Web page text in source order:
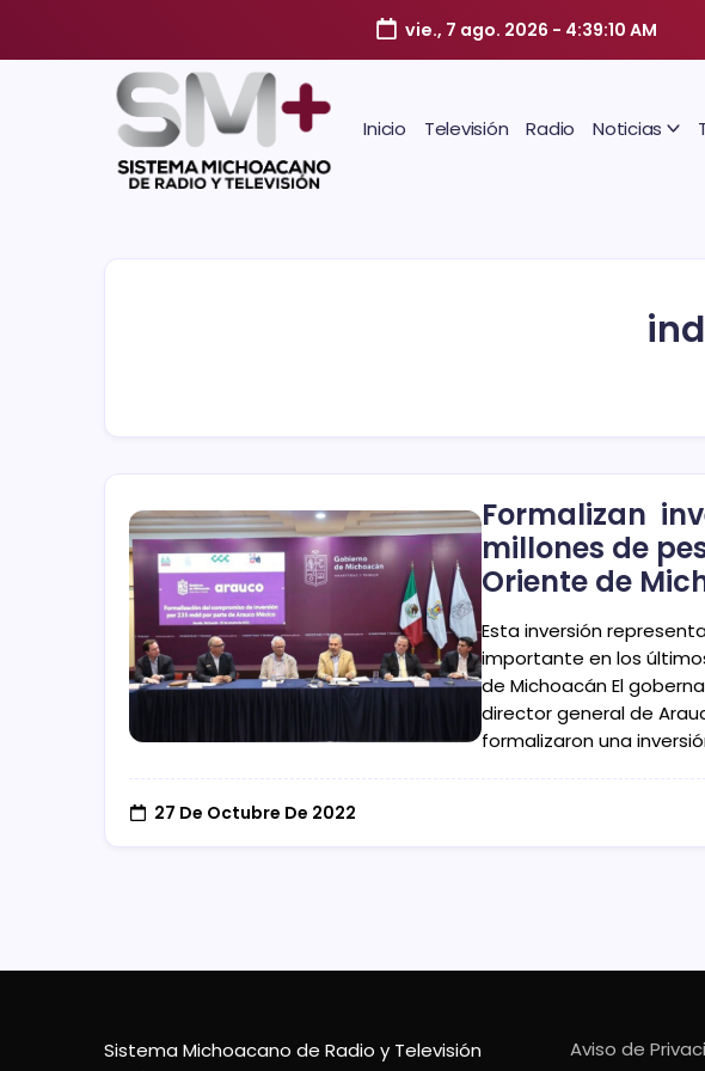
vie., 7 ago. 2026 - 4:39:10 AM
Inicio Televisión Radio Noticias
Formalizan
millones de
Oriente de
Esta inversión
importante en los
de Michoacán El
director general de
formalizaron una
27 De Octubre De 2022
Sistema Michoacano de Radio y Televisión
Aviso de